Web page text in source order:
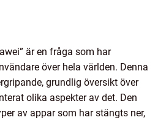
är en fråga som har
över hela världen. Denna
grundlig översikt över
olika aspekter av det. Den
av appar som har stängts ner,